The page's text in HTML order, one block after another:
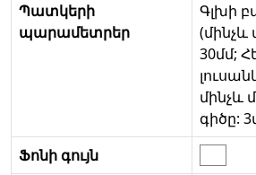
Պատկերի
պարամետրեր
Գլխի
30մմ;
մինչև
գիծը:
Ֆոնի գույն